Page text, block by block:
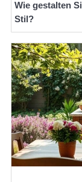
Wie gestalten
Stil?